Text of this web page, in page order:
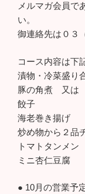
メルマガ会員で
い。
御連絡先は０３
コース内容は下
漬物・冷菜盛り
豚の角煮 又は
餃子
海老巻き揚げ
炒め物から２品
トマトタンメ
ミニ杏仁豆腐
● 10月の営業予